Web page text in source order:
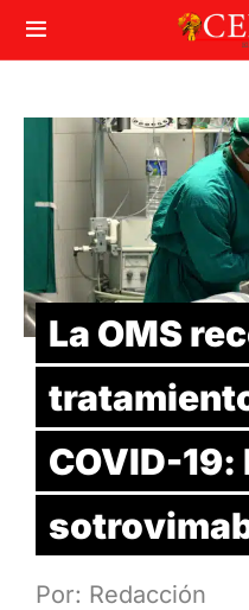
La OMS
COVID-
Por: Redacción